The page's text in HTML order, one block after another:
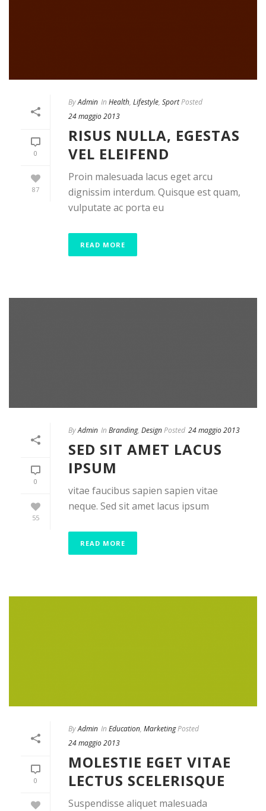
0
87
ByAdmin In Health, Lifestyle, SportPosted
24 maggio 2013
RISUS NULLA, EGESTAS
VEL ELEIFEND
Proin malesuada lacus eget arcu
dignissim interdum. Quisque est quam,
vulputate ac porta eu
READ MORE
0
55
ByAdmin In Branding, DesignPosted 24 maggio 2013
SED SIT AMET LACUS
IPSUM
vitae faucibus sapien sapien vitae
neque. Sed sit amet lacus ipsum
READ MORE
0
ByAdmin In Education, MarketingPosted
24 maggio 2013
MOLESTIE EGET VITAE
LECTUS SCELERISQUE
Suspendisse aliquet malesuada